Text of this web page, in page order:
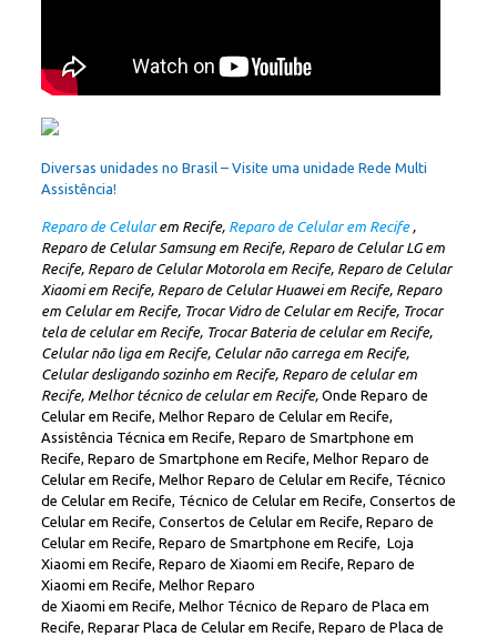
Diversas unidades no Brasil – Visite uma unidade Rede Multi
Assistência!
Reparo de Celularem Recife, Reparo de Celular em Recife,
Reparo de Celular Samsung em Recife, Reparo de Celular LG em
Recife, Reparo de Celular Motorola em Recife, Reparo de Celular
Xiaomi em Recife, Reparo de Celular Huawei em Recife, Reparo
em Celular em Recife, Trocar Vidro de Celular em Recife, Trocar
tela de celular em Recife, Trocar Bateria de celular em Recife,
Celular não liga em Recife, Celular não carrega em Recife,
Celular desligando sozinho em Recife, Reparo de celular em
Recife, Melhor técnico de celular em Recife,Onde Reparo de
Celular em Recife, Melhor Reparo de Celular em Recife,
Assistência Técnica em Recife, Reparo de Smartphone em
Recife, Reparo de Smartphone em Recife, Melhor Reparo de
Celular em Recife, Melhor Reparo de Celular em Recife, Técnico
de Celular em Recife, Técnico de Celular em Recife, Consertos de
Celular em Recife, Consertos de Celular em Recife, Reparo de
Celular em Recife, Reparo de Smartphone em Recife, Loja
Xiaomi em Recife, Reparo de Xiaomi em Recife, Reparo de
Xiaomi em Recife, Melhor Reparo
de Xiaomi em Recife, Melhor Técnico de Reparo de Placa em
Recife, Reparar Placa de Celular em Recife, Reparo de Placa de